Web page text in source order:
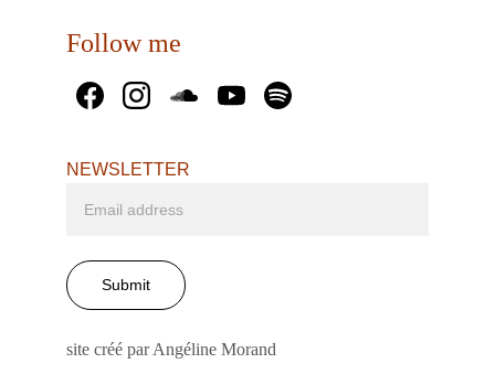
Follow me
NEWSLETTER
Submit
site créé par Angéline Morand